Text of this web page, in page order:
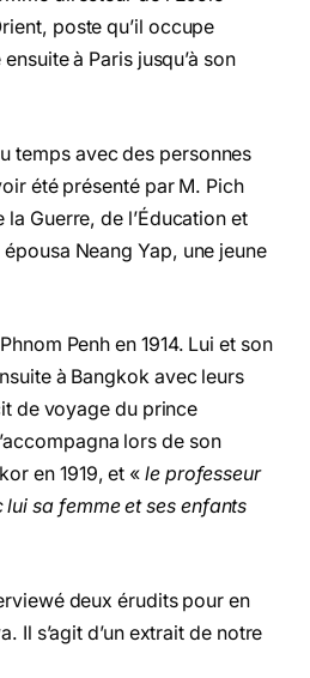
poste qu’il occupe
à Paris jusqu’à son
temps avec des personnes
été présenté par M. Pich
Guerre, de l’Éducation et
Neang Yap, une jeune
Penh en 1914. Lui et son
à Bangkok avec leurs
de voyage du prince
lors de son
en 1919, et « le professeur
sa femme et ses enfants
deux érudits pour en
Il s’agit d’un extrait de notre